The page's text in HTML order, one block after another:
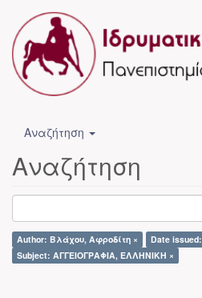
Αναζήτηση
Αναζήτηση
Author: Βλάχου, Αφροδίτη ×
Date
Subject: ΑΓΓΕΙΟΓΡΑΦΙΑ, ΕΛΛΗΝΙΚΗ ×